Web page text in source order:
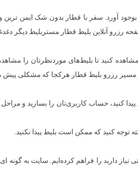
آورد. سفر با قطار بدون شک ایمن
رزرو آنلاین بلیط قطار مستربلیط دیگر
تا بلیط‌های موردنظرتان را مشاهده
رزرو بلیط قطار هرکجا که مشکلی پیش
کنید، حساب کاربری‌تان را بسازید و
توجه کنید که ممکن است بلیط پیدا نکنید.
دارید را فراهم کرده‌ایم. سایت به گونه